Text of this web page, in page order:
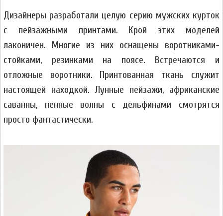
Дизайнеры разработали целую серию мужских курток
с пейзажными принтами. Крой этих моделей
лаконичен. Многие из них оснащены воротниками-
стойками, резинками на поясе. Встречаются и
отложные воротники. Принтованная ткань служит
настоящей находкой. Лунные пейзажи, африканские
саванны, пенные волны с дельфинами смотрятся
просто фантастически.